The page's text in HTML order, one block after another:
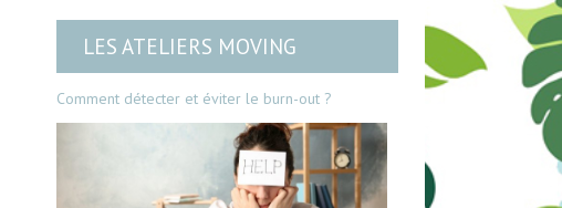
LES ATELIERS MOVING
Comment détecter et éviter le burn-out ?